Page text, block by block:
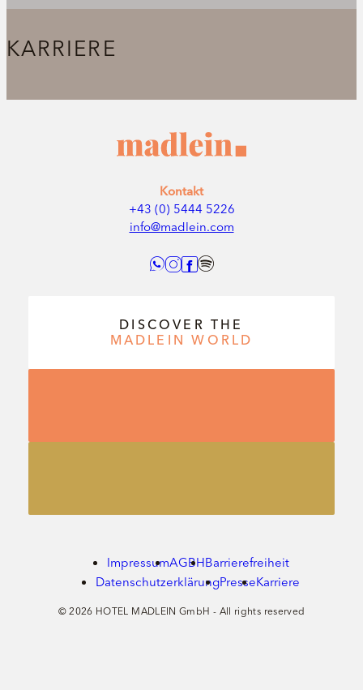
KARRIERE
Kontakt
+43 (0) 5444 5226
info@madlein.com
DISCOVER THE
MADLEIN WORLD
ImpressumAGBHBarrierefreiheit
DatenschutzerklärungPresseKarriere
© 2026 HOTEL MADLEIN GmbH - All rights reserved